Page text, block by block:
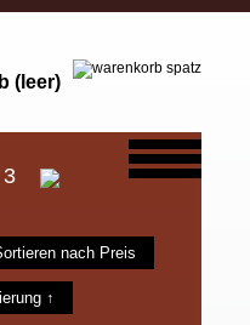
(leer)
3
nach Preis
↑